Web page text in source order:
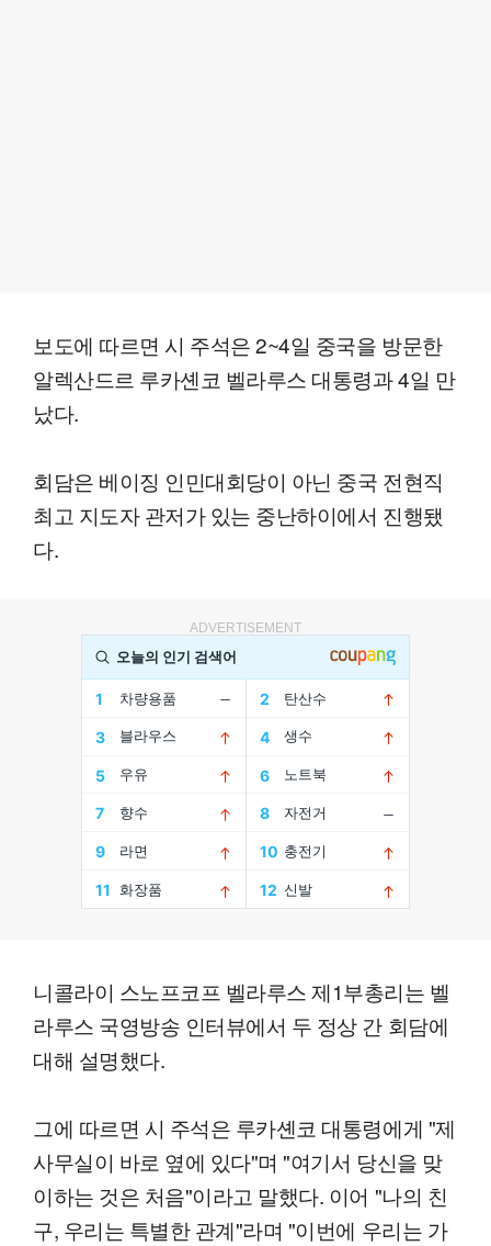
보도에 따르면 시 주석은 2~4일 중국을 방문한
알렉산드르 루카셴코 벨라루스 대통령과 4일 만
났다.
회담은 베이징 인민대회당이 아닌 중국 전현직
최고 지도자 관저가 있는 중난하이에서 진행됐
다.
ADVERTISEMENT
니콜라이 스노프코프 벨라루스 제1부총리는 벨
라루스 국영방송 인터뷰에서 두 정상 간 회담에
대해 설명했다.
그에 따르면 시 주석은 루카셴코 대통령에게 "제
사무실이 바로 옆에 있다"며 "여기서 당신을 맞
이하는 것은 처음"이라고 말했다. 이어 "나의 친
구, 우리는 특별한 관계"라며 "이번에 우리는 가